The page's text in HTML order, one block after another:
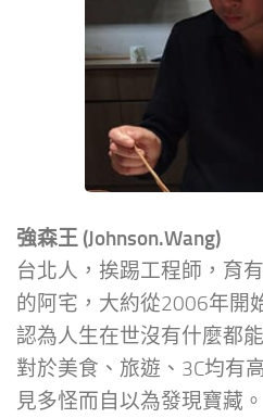
強森王 (Johnson.Wang)
台北人，挨踢工程師，育
的阿宅，大約從2006年開
認為人生在世沒有什麼都
對於美食、旅遊、3C均有
見多怪而自以為發現寶藏。